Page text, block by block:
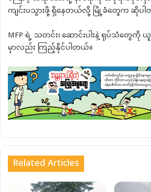
ကျင်းပသွားဖို့ ရှိနေတယ်လို့ မြို့ခံတွေက ဆိုပ
MFP ရဲ့ သတင်း၊ ဆောင်းပါးနဲ့ ရုပ်သံတွ
မှာလည်း ကြည့်နိုင်ပါတယ်။
Related Articles